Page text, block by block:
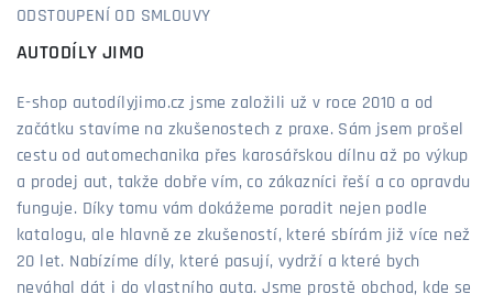
ODSTOUPENÍ OD SMLOUVY
AUTODÍLY JIMO
E-shop autodílyjimo.cz jsme založili už v roce 2010 a od
začátku stavíme na zkušenostech z praxe. Sám jsem prošel
cestu od automechanika přes karosářskou dílnu až po výkup
a prodej aut, takže dobře vím, co zákazníci řeší a co opravdu
funguje. Díky tomu vám dokážeme poradit nejen podle
katalogu, ale hlavně ze zkušeností, které sbírám již více než
20 let. Nabízíme díly, které pasují, vydrží a které bych
neváhal dát i do vlastního auta. Jsme prostě obchod, kde se